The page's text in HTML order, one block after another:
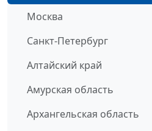
Москва
Санкт-Петербург
Алтайский край
Амурская область
Архангельская область